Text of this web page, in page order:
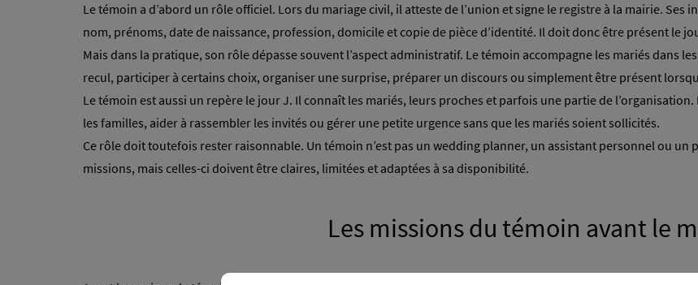
Le témoin a d’abord un rôle officiel. Lors du mariage civil, il atteste de l’union et signe le registre à la mairie.
nom, prénoms, date de naissance, profession, domicile et copie de pièce d’identité. Il doit donc être présent le
Mais dans la pratique, son rôle dépasse souvent l’aspect administratif. Le témoin accompagne les mariés dans
recul, participer à certains choix, organiser une surprise, préparer un discours ou simplement être présent
Le témoin est aussi un repère le jour J. Il connaît les mariés, leurs proches et parfois une partie de
les familles, aider à rassembler les invités ou gérer une petite urgence sans que les mariés soient sollicités.
Ce rôle doit toutefois rester raisonnable. Un témoin n’est pas un wedding planner, un assistant personnel ou
missions, mais celles-ci doivent être claires, limitées et adaptées à sa disponibilité.
Les missions du témoin avant le